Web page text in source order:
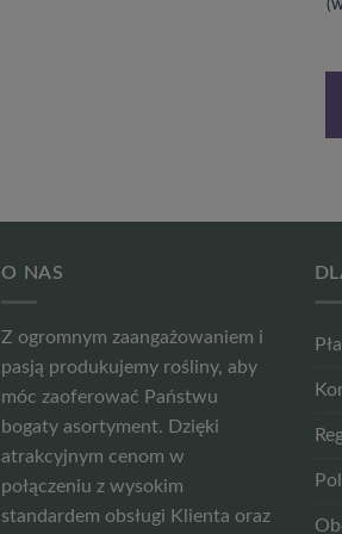
O NAS
Z ogromnym zaangażowaniem i
pasją produkujemy rośliny, aby
móc zaoferować Państwu
bogaty asortyment. Dzięki
atrakcyjnym cenom w
połączeniu z wysokim
standardem obsługi Klienta oraz